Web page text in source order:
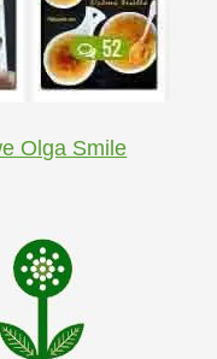
Olga Smile